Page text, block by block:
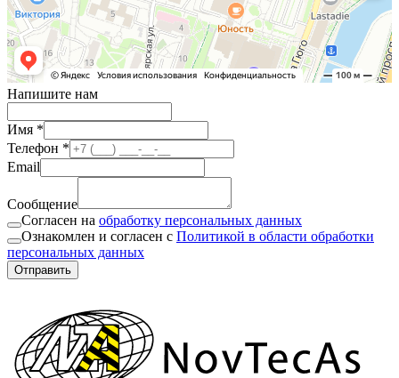
Напишите нам
Имя *
Телефон *
Email
Сообщение
Согласен на обработку персональных данных
Ознакомлен и согласен с Политикой в области обработки
персональных данных
Отправить